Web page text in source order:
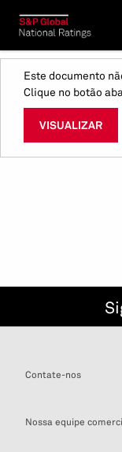
Este documento
Clique no botão
VISUALIZAR
Contate-nos
Nossa equipe